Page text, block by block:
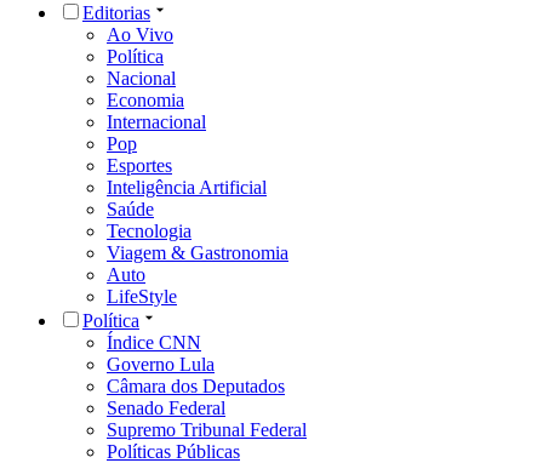
Editorias
Ao Vivo
Política
Nacional
Economia
Internacional
Pop
Esportes
Inteligência Artificial
Saúde
Tecnologia
Viagem & Gastronomia
Auto
LifeStyle
Política
Índice CNN
Governo Lula
Câmara dos Deputados
Senado Federal
Supremo Tribunal Federal
Políticas Públicas